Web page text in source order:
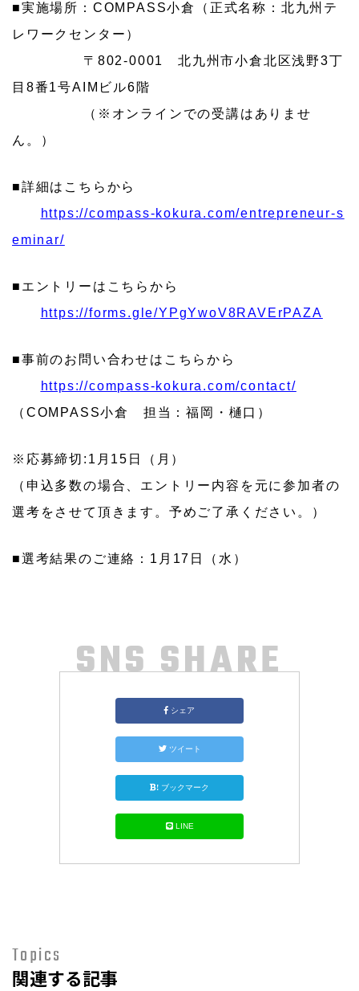
■実施場所：COMPASS小倉（正式名称：北九州テ
レワークセンター）
〒802-0001 北九州市小倉北区浅野3丁
目8番1号AIMビル6階
（※オンラインでの受講はありませ
ん。）
■詳細はこちらから
https://compass-kokura.com/entrepreneur-s
eminar/
■エントリーはこちらから
https://forms.gle/YPgYwoV8RAVErPAZA
■事前のお問い合わせはこちらから
https://compass-kokura.com/contact/
（COMPASS小倉 担当：福岡・樋口）
※応募締切:1月15日（月）
（申込多数の場合、エントリー内容を元に参加者の
選考をさせて頂きます。予めご了承ください。）
■選考結果のご連絡：1月17日（水）
SNS SHARE
シェア
ツイート
! ブックマーク
LINE
Topics
関連する記事